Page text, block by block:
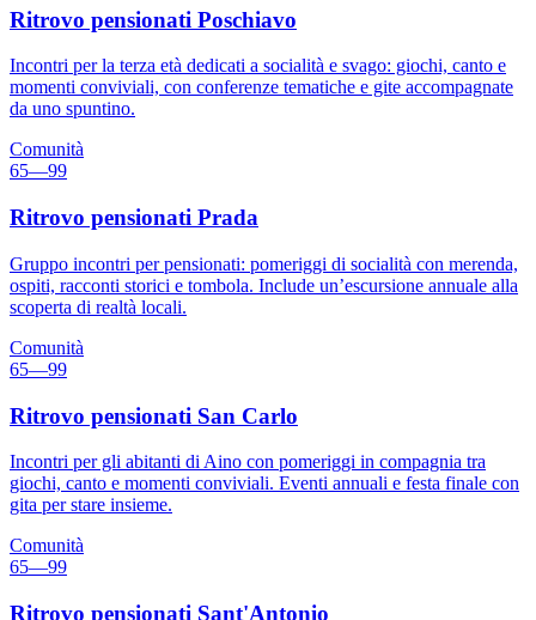
Ritrovo pensionati Poschiavo
Incontri per la terza età dedicati a socialità e svago: giochi, canto e
momenti conviviali, con conferenze tematiche e gite accompagnate
da uno spuntino.
Comunità
65—99
Ritrovo pensionati Prada
Gruppo incontri per pensionati: pomeriggi di socialità con merenda,
ospiti, racconti storici e tombola. Include un’escursione annuale alla
scoperta di realtà locali.
Comunità
65—99
Ritrovo pensionati San Carlo
Incontri per gli abitanti di Aino con pomeriggi in compagnia tra
giochi, canto e momenti conviviali. Eventi annuali e festa finale con
gita per stare insieme.
Comunità
65—99
Ritrovo pensionati Sant'Antonio